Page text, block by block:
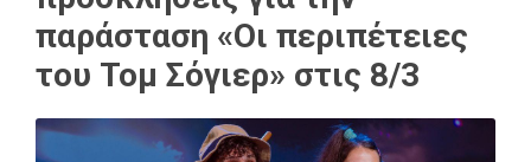
παράσταση «Οι περιπέτειες
του Τομ Σόγιερ» στις 8/3